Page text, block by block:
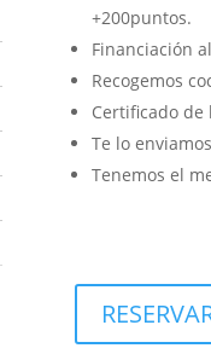
+200puntos.
Financiación
Recogemos
Certificado de
Te lo
Tenemos el